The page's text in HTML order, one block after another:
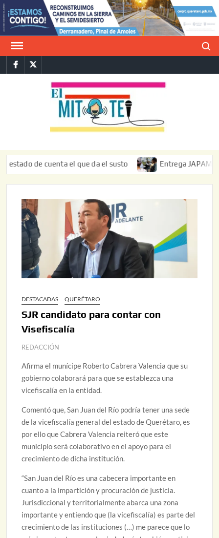
Saltar
al
contenido
FacebookTwitter
de cuenta el que da el susto Entrega JAPAM
DESTACADAS QUERÉTARO
SJR candidato para contar con
Visefiscalía
REDACCIÓN
Afirma el munícipe Roberto Cabrera Valencia que su
gobierno colaborará para que se establezca una
vicefiscalía en la entidad.
Comentó que, San Juan del Río podría tener una sede
de la vicefiscalía general del estado de Querétaro, es
por ello que Cabrera Valencia reiteró que este
municipio será colaborativo en el apoyo para el
crecimiento de dicha institución.
“San Juan del Río es una cabecera importante en
cuanto a la impartición y procuración de justicia.
Jurisdiccional y territorialmente abarca una zona
importante y entiendo que (la vicefiscalía) es parte del
crecimiento de las instituciones (…) me parece que lo